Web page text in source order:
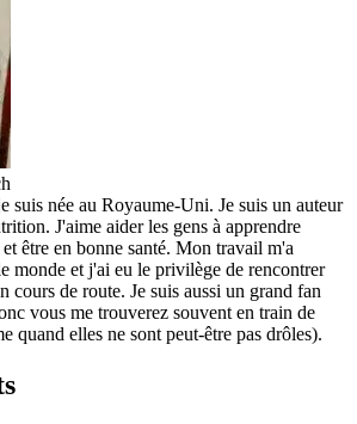
suis née au Royaume-Uni. Je suis un auteur
J'aime aider les gens à apprendre
être en bonne santé. Mon travail m'a
monde et j'ai eu le privilège de rencontrer
cours de route. Je suis aussi un grand fan
vous me trouverez souvent en train de
quand elles ne sont peut-être pas drôles).